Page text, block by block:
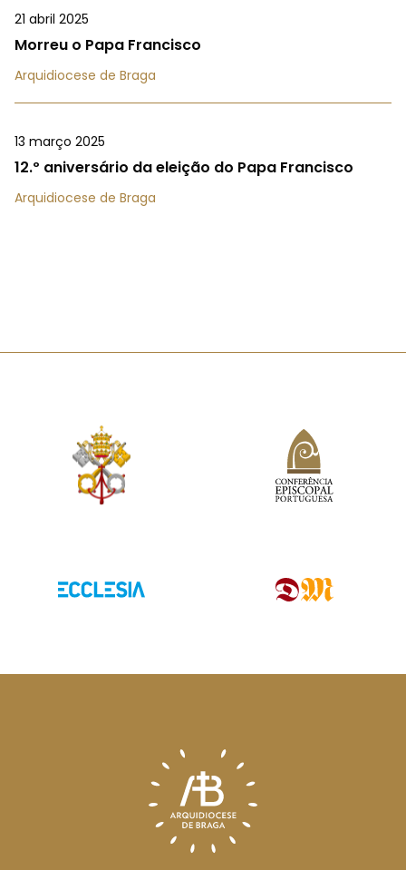
21 abril 2025
Morreu o Papa Francisco
Arquidiocese de Braga
13 março 2025
12.º aniversário da eleição do Papa Francisco
Arquidiocese de Braga